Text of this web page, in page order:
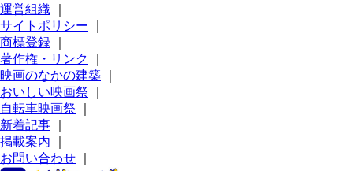
運営組織
サイトポリシー
商標登録
著作権・リンク
映画のなかの建築
おいしい映画祭
自転車映画祭
新着記事
掲載案内
お問い合わせ